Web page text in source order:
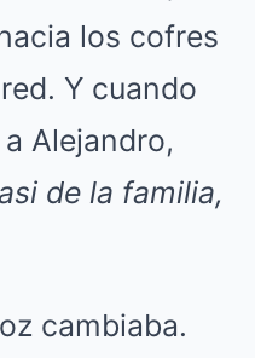
los cofres
Y cuando
Alejandro,
de la familia,
cambiaba.